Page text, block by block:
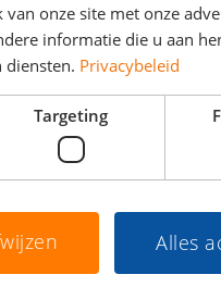
onze site met onze
informatie die u aan
Privacybeleid
Targeting
Alles